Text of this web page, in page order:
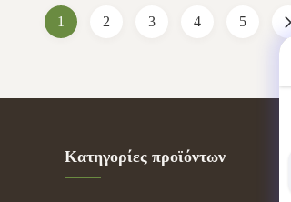
1 2 3 4 5
Κατηγορίες προϊόντων